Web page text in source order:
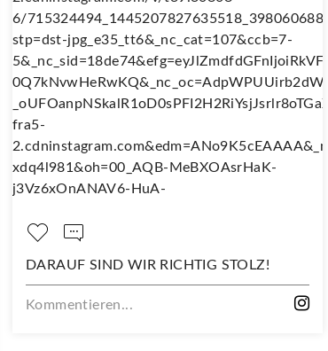
DARAUF SIND WIR RICHTIG STOLZ!
Kommentieren...